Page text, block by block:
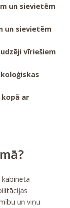
un sievietēm
un sievietēm
vīriešiem
ar
un viņu